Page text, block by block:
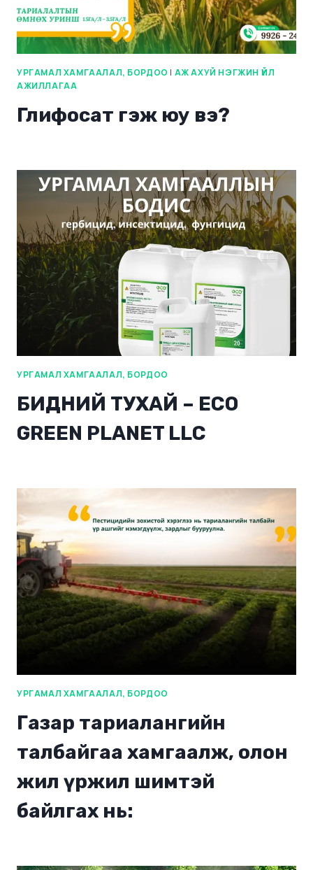
УРГАМАЛ ХАМГААЛАЛ, БОРДОО | АЖ АХУЙ НЭГЖИН ҮЙЛ
АЖИЛЛАГАА
Глифосат гэж юу вэ?
УРГАМАЛ ХАМГААЛАЛ, БОРДОО
БИДНИЙ ТУХАЙ – ECO
GREEN PLANET LLC
УРГАМАЛ ХАМГААЛАЛ, БОРДОО
Газар тариалангийн
талбайгаа хамгаалж, олон
жил үржил шимтэй
байлгах нь: